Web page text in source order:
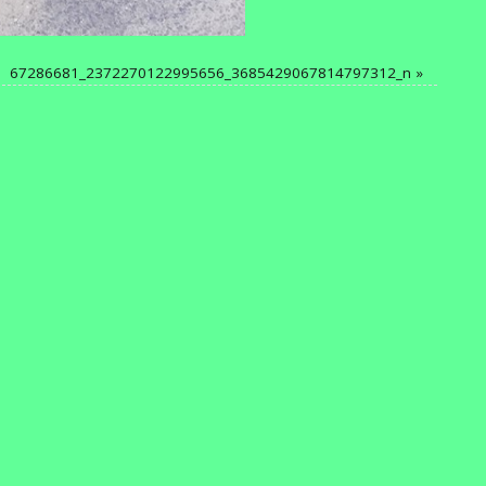
67286681_2372270122995656_3685429067814797312_n »